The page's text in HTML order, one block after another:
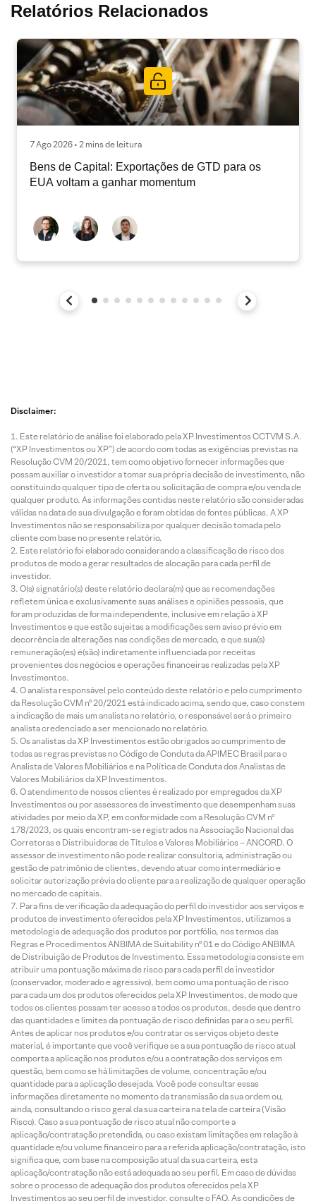
Relatórios Relacionados
7 Ago 2026 • 2 mins de leitura
Bens de Capital: Exportações de GTD para os
EUA voltam a ganhar momentum
Disclaimer:
Este relatório de análise foi elaborado pela XP Investimentos CCTVM S.A.
(“XP Investimentos ou XP”) de acordo com todas as exigências previstas na
Resolução CVM 20/2021, tem como objetivo fornecer informações que
possam auxiliar o investidor a tomar sua própria decisão de investimento, não
constituindo qualquer tipo de oferta ou solicitação de compra e/ou venda de
qualquer produto. As informações contidas neste relatório são consideradas
válidas na data de sua divulgação e foram obtidas de fontes públicas. A XP
Investimentos não se responsabiliza por qualquer decisão tomada pelo
cliente com base no presente relatório.
Este relatório foi elaborado considerando a classificação de risco dos
produtos de modo a gerar resultados de alocação para cada perfil de
investidor.
O(s) signatário(s) deste relatório declara(m) que as recomendações
refletem única e exclusivamente suas análises e opiniões pessoais, que
foram produzidas de forma independente, inclusive em relação à XP
Investimentos e que estão sujeitas a modificações sem aviso prévio em
decorrência de alterações nas condições de mercado, e que sua(s)
remuneração(es) é(são) indiretamente influenciada por receitas
provenientes dos negócios e operações financeiras realizadas pela XP
Investimentos.
O analista responsável pelo conteúdo deste relatório e pelo cumprimento
da Resolução CVM nº 20/2021 está indicado acima, sendo que, caso constem
a indicação de mais um analista no relatório, o responsável será o primeiro
analista credenciado a ser mencionado no relatório.
Os analistas da XP Investimentos estão obrigados ao cumprimento de
todas as regras previstas no Código de Conduta da APIMEC Brasil para o
Analista de Valores Mobiliários e na Política de Conduta dos Analistas de
Valores Mobiliários da XP Investimentos.
O atendimento de nossos clientes é realizado por empregados da XP
Investimentos ou por assessores de investimento que desempenham suas
atividades por meio da XP, em conformidade com a Resolução CVM nº
178/2023, os quais encontram-se registrados na Associação Nacional das
Corretoras e Distribuidoras de Títulos e Valores Mobiliários – ANCORD. O
assessor de investimento não pode realizar consultoria, administração ou
gestão de patrimônio de clientes, devendo atuar como intermediário e
solicitar autorização prévia do cliente para a realização de qualquer operação
no mercado de capitais.
Para fins de verificação da adequação do perfil do investidor aos serviços e
produtos de investimento oferecidos pela XP Investimentos, utilizamos a
metodologia de adequação dos produtos por portfólio, nos termos das
Regras e Procedimentos ANBIMA de Suitability nº 01 e do Código ANBIMA
de Distribuição de Produtos de Investimento. Essa metodologia consiste em
atribuir uma pontuação máxima de risco para cada perfil de investidor
(conservador, moderado e agressivo), bem como uma pontuação de risco
para cada um dos produtos oferecidos pela XP Investimentos, de modo que
todos os clientes possam ter acesso a todos os produtos, desde que dentro
das quantidades e limites da pontuação de risco definidas para o seu perfil.
Antes de aplicar nos produtos e/ou contratar os serviços objeto deste
material, é importante que você verifique se a sua pontuação de risco atual
comporta a aplicação nos produtos e/ou a contratação dos serviços em
questão, bem como se há limitações de volume, concentração e/ou
quantidade para a aplicação desejada. Você pode consultar essas
informações diretamente no momento da transmissão da sua ordem ou,
ainda, consultando o risco geral da sua carteira na tela de carteira (Visão
Risco). Caso a sua pontuação de risco atual não comporte a
aplicação/contratação pretendida, ou caso existam limitações em relação à
quantidade e/ou volume financeiro para a referida aplicação/contratação, isto
significa que, com base na composição atual da sua carteira, esta
aplicação/contratação não está adequada ao seu perfil. Em caso de dúvidas
sobre o processo de adequação dos produtos oferecidos pela XP
Investimentos ao seu perfil de investidor, consulte o FAQ. As condições de